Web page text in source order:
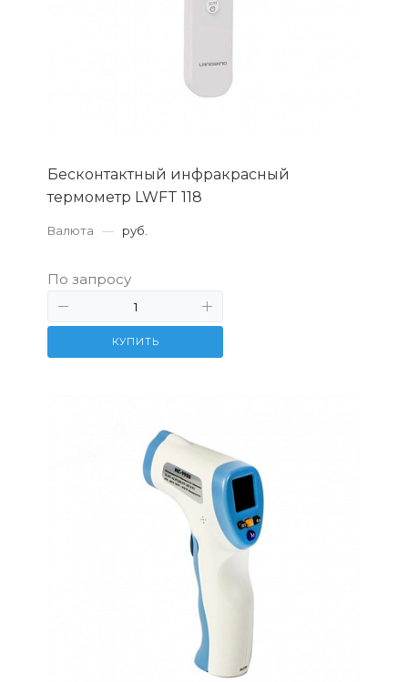
Бесконтактный инфракрасный
термометр LWFT 118
Валюта — руб.
По запросу
КУПИТЬ